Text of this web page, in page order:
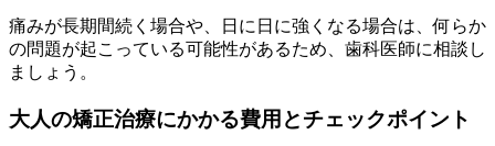
痛みが長期間続く場合や、日に日に強くなる場合は、何らか
の問題が起こっている可能性があるため、歯科医師に相談し
ましょう。
大人の矯正治療にかかる費用とチェックポイント